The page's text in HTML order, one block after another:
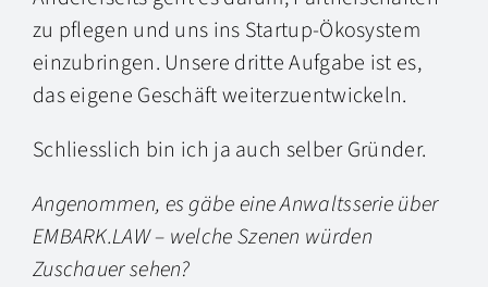
zu pflegen und uns ins Startup-Ökosystem
einzubringen. Unsere dritte Aufgabe ist es,
das eigene Geschäft weiterzuentwickeln.
Schliesslich bin ich ja auch selber Gründer.
Angenommen, es gäbe eine Anwaltsserie über
EMBARK.LAW – welche Szenen würden
Zuschauer sehen?